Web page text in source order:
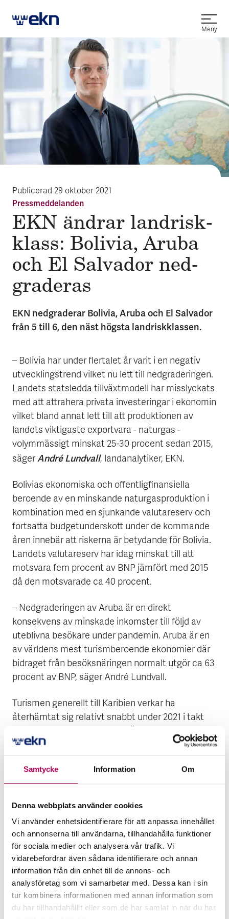
Samtycke Information Om
Denna webbplats använder cookies
Vi använder enhetsidentifierare för att anpassa innehållet
och annonserna till användarna, tillhandahålla funktioner
för sociala medier och analysera vår trafik. Vi
vidarebefordrar även sådana identifierare och annan
information från din enhet till de annons- och
analysföretag som vi samarbetar med. Dessa kan i sin
tur kombinera informationen med annan information som
du har tillhandahållit eller som de har samlat in när du har
Öppna
Meny
Publicerad 29 oktober 2021
Pressmeddelanden
EKN änd­rar land­risk­
klass: Bo­li­via, Aru­ba
och El Sal­va­dor ned­
gra­der­as
EKN nedgraderar Bolivia, Aruba och El Salvador
från 5 till 6, den näst högsta landriskklassen.
– Bolivia har under flertalet år varit i en negativ
utvecklingstrend vilket nu lett till nedgraderingen.
Landets statsledda tillväxtmodell har misslyckats
med att attrahera privata investeringar i ekonomin
vilket bland annat lett till att produktionen av
landets viktigaste exportvara - naturgas -
volymmässigt minskat 25-30 procent sedan 2015,
sägerAndré Lundvall, landanalytiker, EKN.
Bolivias ekonomiska och offentligfinansiella
beroende av en minskande naturgasproduktion i
kombination med en sjunkande valutareserv och
fortsatta budgetunderskott under de kommande
åren innebär att riskerna är betydande för Bolivia.
Landets valutareserv har idag minskat till att
motsvara fem procent av BNP jämfört med 2015
då den motsvarade ca 40 procent.
– Nedgraderingen av Aruba är en direkt
konsekvens av minskade inkomster till följd av
uteblivna besökare under pandemin. Aruba är en
av världens mest turismberoende ekonomier där
bidraget från besöksnäringen normalt utgör ca 63
procent av BNP, säger André Lundvall.
Turismen generellt till Karibien verkar ha
återhämtat sig relativt snabbt under 2021 i takt
med att restriktionerna lyfts. Även det finansiella
stödet från Nederländerna under pandemin har
bidragit till att begränsa de ekonomiska
konsekvenserna av pandemin. Trots detta väntas
BNP återhämta sig till nivån innan pandemin först
framåt 2023-2024. En uppgradering av landet inte
El Salvadors möjligheter att fortsatt finansiera den
offentliga sektorns underskott är framöver
begränsad. Statsskulden har under ett antal år
ökat och uppgår idag till 90 procent av BNP
samtidigt som räntekostnader motsvarar ca 20
procent av inkomsterna. Parallellt med en ökad